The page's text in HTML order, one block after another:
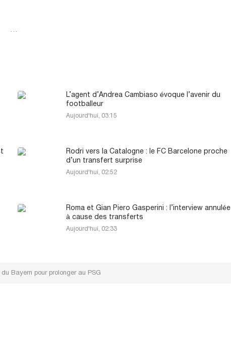
…
L’agent d’Andrea Cambiaso évoque l’avenir du
footballeur
Aujourd'hui, 03:15
Rodri vers la Catalogne : le FC Barcelone proche
d’un transfert surprise
Aujourd'hui, 02:52
Roma et Gian Piero Gasperini : l’interview annulée
à cause des transferts
Aujourd'hui, 02:33
Bayern pour prolonger au PSG